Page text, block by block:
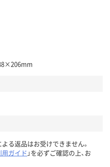
る返品はお受けできません。
用ガイド 」を必ずご確認の上、お